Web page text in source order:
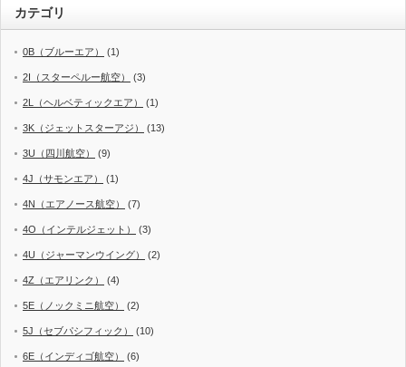
カテゴリ
0B（ブルーエア） (1)
2I（スターペルー航空） (3)
2L（ヘルベティックエア） (1)
3K（ジェットスターアジ） (13)
3U（四川航空） (9)
4J（サモンエア） (1)
4N（エアノース航空） (7)
4O（インテルジェット） (3)
4U（ジャーマンウイング） (2)
4Z（エアリンク） (4)
5E（ノックミニ航空） (2)
5J（セブパシフィック） (10)
6E（インディゴ航空） (6)